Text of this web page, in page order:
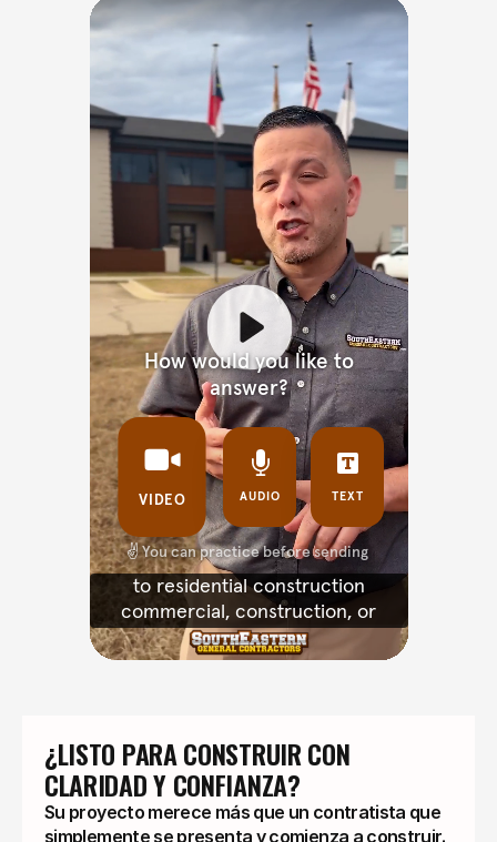
¿LISTO PARA CONSTRUIR CON
CLARIDAD Y CONFIANZA?
Su proyecto merece más que un contratista que
simplemente se presenta y comienza a construir.